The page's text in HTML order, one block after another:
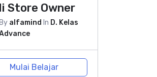
Store Owner
By alfamind In D. Kelas
Mulai Belajar